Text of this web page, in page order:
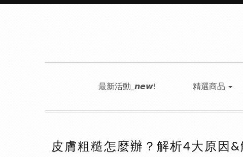
最新活動_𝙣𝙚𝙬! 精選商品
皮膚粗糙怎麼辦？解析4大原因